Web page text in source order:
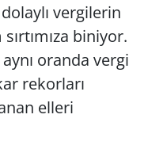
vergilerin
biniyor.
oranda vergi
rekorları
elleri